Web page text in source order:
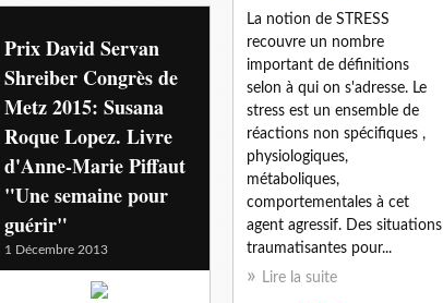
La notion de STRESS
recouvre un nombre
important de définitions
selon à qui on s'adresse. Le
stress est un ensemble de
réactions non spécifiques ,
physiologiques,
métaboliques,
comportementales à cet
agent agressif. Des situations
traumatisantes pour...
Lire la suite
Prix David Servan
Shreiber Congrès de
Metz 2015: Susana
Roque Lopez. Livre
d'Anne-Marie Piffaut
"Une semaine pour
guérir"
1 Décembre 2013